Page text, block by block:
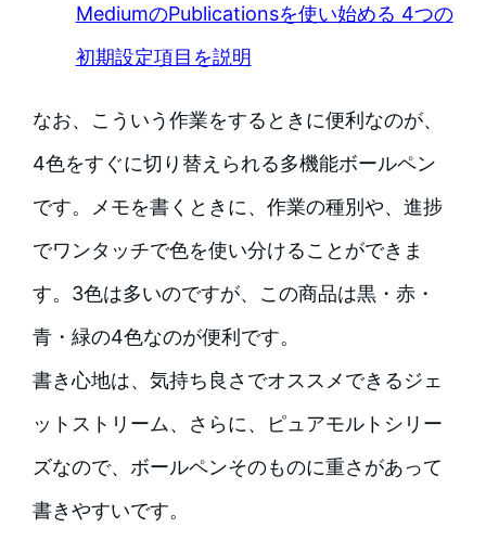
MediumのPublicationsを使い始める 4つの
初期設定項目を説明
なお、こういう作業をするときに便利なのが、
4色をすぐに切り替えられる多機能ボールペン
です。メモを書くときに、作業の種別や、進捗
でワンタッチで色を使い分けることができま
す。3色は多いのですが、この商品は黒・赤・
青・緑の4色なのが便利です。
書き心地は、気持ち良さでオススメできるジェ
ットストリーム、さらに、ピュアモルトシリー
ズなので、ボールペンそのものに重さがあって
書きやすいです。